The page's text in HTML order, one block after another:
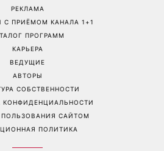
РЕКЛАМА
С ПРИЁМОМ КАНАЛА 1+1
ПРОГРАММ
КАРЬЕРА
ВЕДУЩИЕ
АВТОРЫ
СОБСТВЕННОСТИ
КОНФИДЕНЦИАЛЬНОСТИ
ПОЛЬЗОВАНИЯ САЙТОМ
ПОЛИТИКА